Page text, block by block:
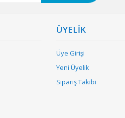
ÜYELİK
Üye Girişi
Yeni Üyelik
Sipariş Takibi